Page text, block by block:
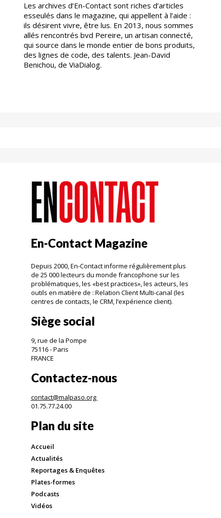
Les archives d’En-Contact sont riches d’articles
esseulés dans le magazine, qui appellent à l’aide :
ils désirent vivre, être lus. En 2013, nous sommes
allés rencontrés bvd Pereire, un artisan connecté,
qui source dans le monde entier de bons produits,
des lignes de code, des talents. Jean-David
Benichou, de ViaDialog.
En-Contact Magazine
Depuis 2000, En-Contact informe régulièrement plus
de 25 000 lecteurs du monde francophone sur les
problématiques, les «best practices», les acteurs, les
outils en matière de : Relation Client Multi-canal (les
centres de contacts, le CRM, l’expérience client).
Siège social
9, rue de la Pompe
75116 - Paris
FRANCE
Contactez-nous
contact@malpaso.org
01.75.77.24.00
Plan du site
Accueil
Actualités
Reportages & Enquêtes
Plates-formes
Podcasts
Vidéos